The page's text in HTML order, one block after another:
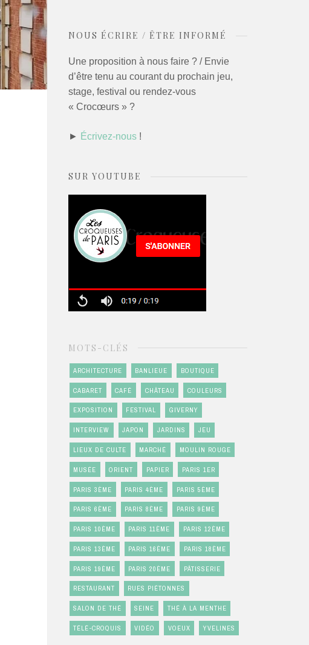
NOUS ÉCRIRE / ÊTRE INFORMÉ
Une proposition à nous faire ? / Envie
d’être tenu au courant du prochain jeu,
stage, festival ou rendez-vous
« Crocœurs » ?
► Écrivez-nous!
SUR YOUTUBE
MOTS-CLÉS
ARCHITECTURE BANLIEUE BOUTIQUE
CABARET CAFÉ CHÂTEAU COULEURS
EXPOSITION FESTIVAL GIVERNY
INTERVIEW JAPON JARDINS JEU
LIEUX DE CULTE MARCHÉ MOULIN ROUGE
MUSÉE ORIENT PAPIER PARIS 1ER
PARIS 3ÈME PARIS 4ÈME PARIS 5ÈME
PARIS 6ÈME PARIS 8ÈME PARIS 9ÈME
PARIS 10ÈME PARIS 11ÈME PARIS 12ÈME
PARIS 13ÈME PARIS 16ÈME PARIS 18ÈME
PARIS 19ÈME PARIS 20ÈME PÂTISSERIE
RESTAURANT RUES PIÉTONNES
SALON DE THÉ SEINE THÉ À LA MENTHE
TÉLÉ-CROQUIS VIDÉO VOEUX YVELINES